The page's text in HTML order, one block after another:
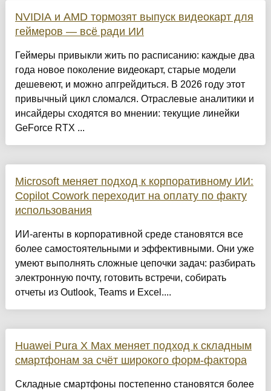
NVIDIA и AMD тормозят выпуск видеокарт для
геймеров — всё ради ИИ
Геймеры привыкли жить по расписанию: каждые два
года новое поколение видеокарт, старые модели
дешевеют, и можно апгрейдиться. В 2026 году этот
привычный цикл сломался. Отраслевые аналитики и
инсайдеры сходятся во мнении: текущие линейки
GeForce RTX ...
Microsoft меняет подход к корпоративному ИИ:
Copilot Cowork переходит на оплату по факту
использования
ИИ-агенты в корпоративной среде становятся все
более самостоятельными и эффективными. Они уже
умеют выполнять сложные цепочки задач: разбирать
электронную почту, готовить встречи, собирать
отчеты из Outlook, Teams и Excel....
Huawei Pura X Max меняет подход к складным
смартфонам за счёт широкого форм-фактора
Складные смартфоны постепенно становятся более